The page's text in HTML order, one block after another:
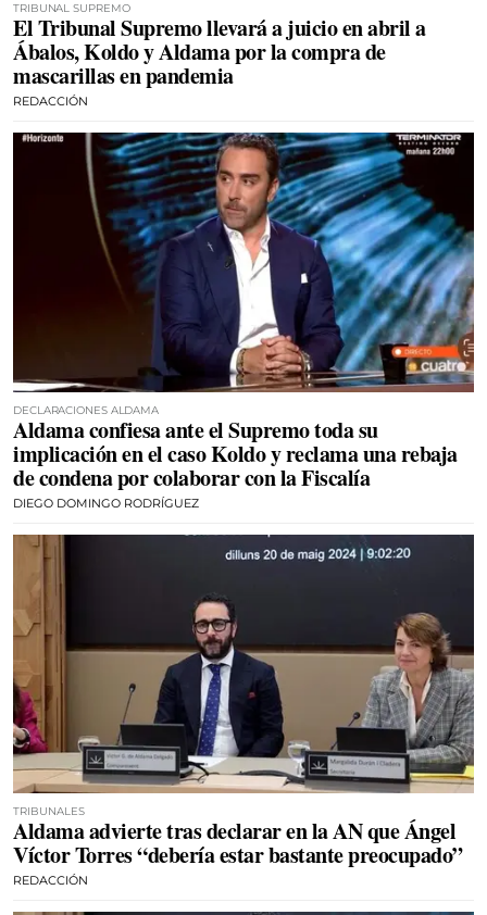
TRIBUNAL SUPREMO
El Tribunal Supremo llevará a juicio en abril a
Ábalos, Koldo y Aldama por la compra de
mascarillas en pandemia
REDACCIÓN
DECLARACIONES ALDAMA
Aldama confiesa ante el Supremo toda su
implicación en el caso Koldo y reclama una rebaja
de condena por colaborar con la Fiscalía
DIEGO DOMINGO RODRÍGUEZ
TRIBUNALES
Aldama advierte tras declarar en la AN que Ángel
Víctor Torres “debería estar bastante preocupado”
REDACCIÓN